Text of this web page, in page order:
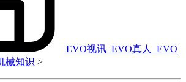
EVO视讯_EVO真人_EVO
械知识 >